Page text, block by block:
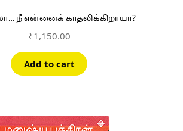
நீ என்னைக் காதலிக்கிறாயா?
₹1,150.00
Add to cart